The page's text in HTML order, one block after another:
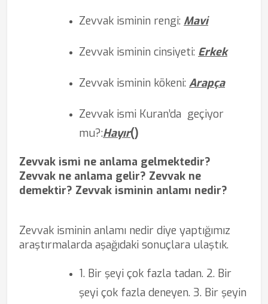
Zevvak isminin rengi: Mavi
Zevvak isminin cinsiyeti: Erkek
Zevvak isminin kökeni: Arapça
Zevvak ismi Kuran’da geçiyor
mu?:Hayır()
Zevvak ismi ne anlama gelmektedir?
Zevvak ne anlama gelir? Zevvak ne
demektir? Zevvak isminin anlamı nedir?
Zevvak isminin anlamı nedir diye yaptığımız
araştırmalarda aşağıdaki sonuçlara ulaştık.
1. Bir şeyi çok fazla tadan. 2. Bir
şeyi çok fazla deneyen. 3. Bir şeyin